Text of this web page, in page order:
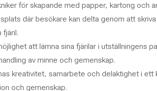
för skapande med papper, kartong och
där besökare kan delta genom att
fjäril.
att lämna sina fjärilar i utställningens
av minne och gemenskap.
kreativitet, samarbete och delaktighet i ett
och gemenskap.